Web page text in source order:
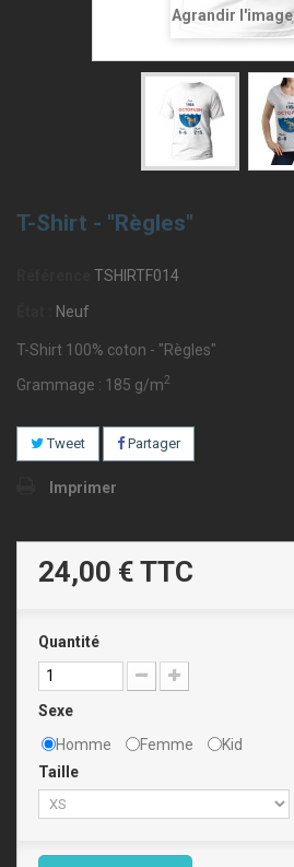
Agrandir l'image
T-Shirt - "Règles"
TSHIRTF014
Neuf
T-Shirt 100% coton - "Règles"
Grammage : 185 g/m2
Tweet Partager
Imprimer
24,00 € TTC
Quantité
Sexe
Homme
Femme
Kid
Taille